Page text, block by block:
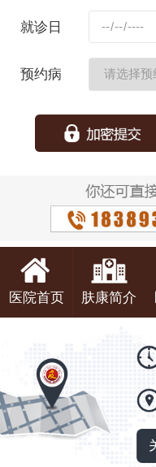
就诊日
预约病
医院首页 肤康简介